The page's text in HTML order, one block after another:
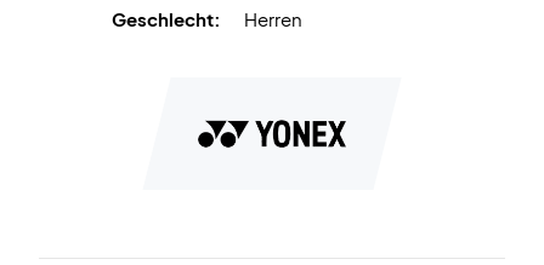
Materialien: 65% Polyester, 35% Baumwolle
Geschlecht:
Herren